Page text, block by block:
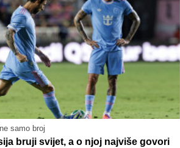
samo broj
bruji svijet, a o njoj najviše govori